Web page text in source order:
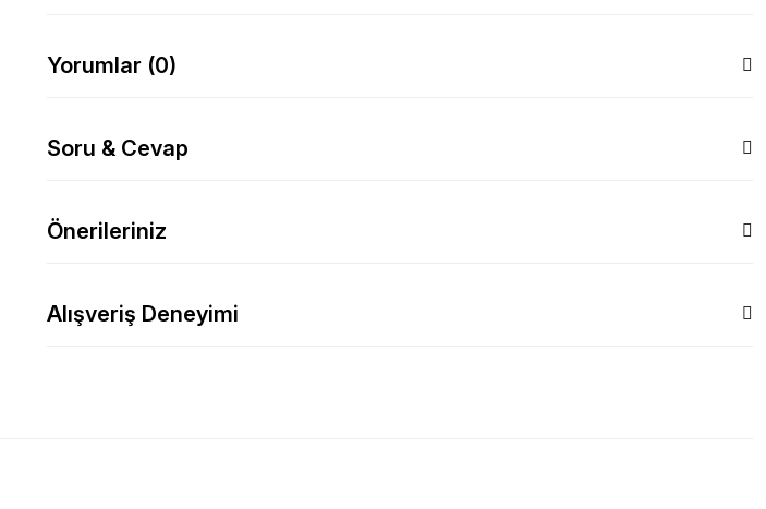
Yorumlar (0)
Soru & Cevap
Önerileriniz
Alışveriş Deneyimi